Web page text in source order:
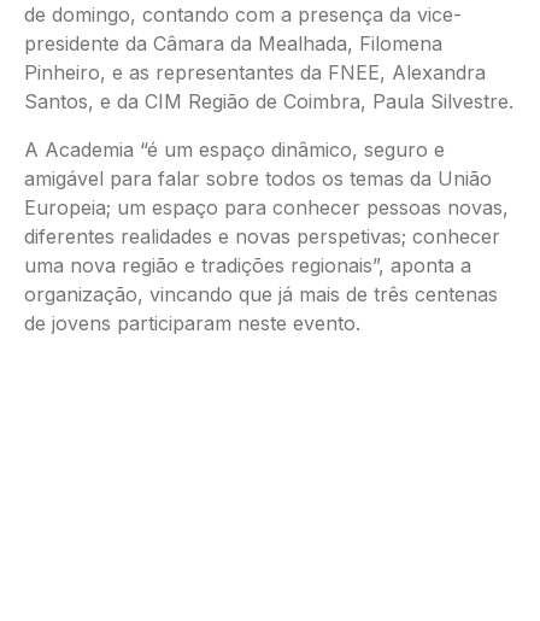
de domingo, contando com a presença da vice-
presidente da Câmara da Mealhada, Filomena
Pinheiro, e as representantes da FNEE, Alexandra
Santos, e da CIM Região de Coimbra, Paula Silvestre.
A Academia “é um espaço dinâmico, seguro e
amigável para falar sobre todos os temas da União
Europeia; um espaço para conhecer pessoas novas,
diferentes realidades e novas perspetivas; conhecer
uma nova região e tradições regionais”, aponta a
organização, vincando que já mais de três centenas
de jovens participaram neste evento.